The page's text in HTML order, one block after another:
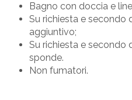
Bagno con doccia e
Su richiesta e secondo
aggiuntivo;
Su richiesta e secondo
sponde.
Non fumatori.